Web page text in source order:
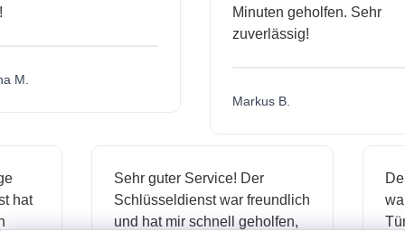
Minuten geholfen. Sehr
zuverlässig!
Markus B.
hat
Sehr guter Service! Der
Schlüsseldienst war freundlich
und hat mir schnell geholfen,